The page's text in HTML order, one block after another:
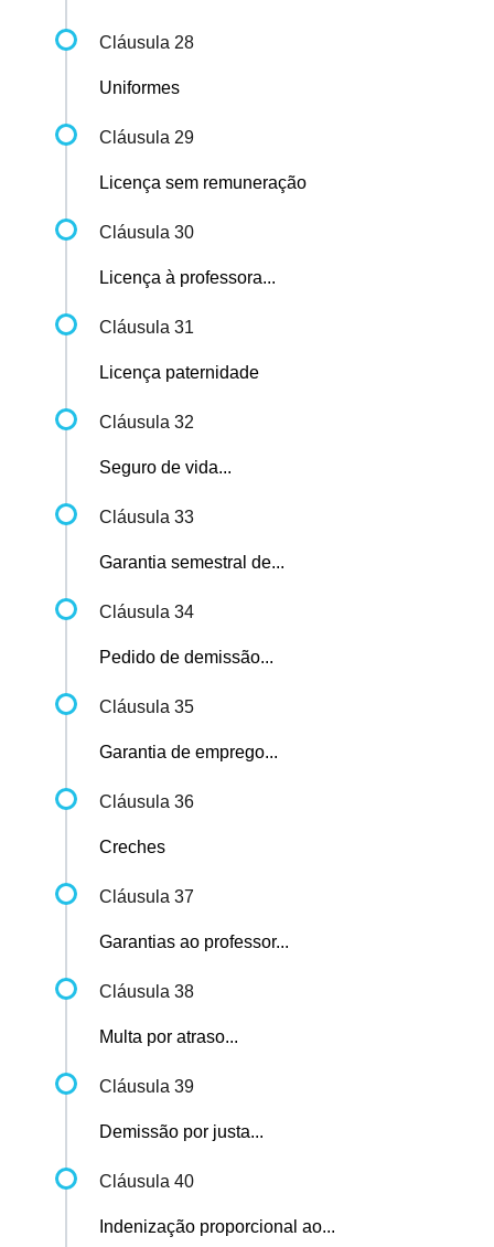
Cláusula 28
Uniformes
Cláusula 29
Licença sem remuneração
Cláusula 30
Licença à professora...
Cláusula 31
Licença paternidade
Cláusula 32
Seguro de vida...
Cláusula 33
Garantia semestral de...
Cláusula 34
Pedido de demissão...
Cláusula 35
Garantia de emprego...
Cláusula 36
Creches
Cláusula 37
Garantias ao professor...
Cláusula 38
Multa por atraso...
Cláusula 39
Demissão por justa...
Cláusula 40
Indenização proporcional ao...